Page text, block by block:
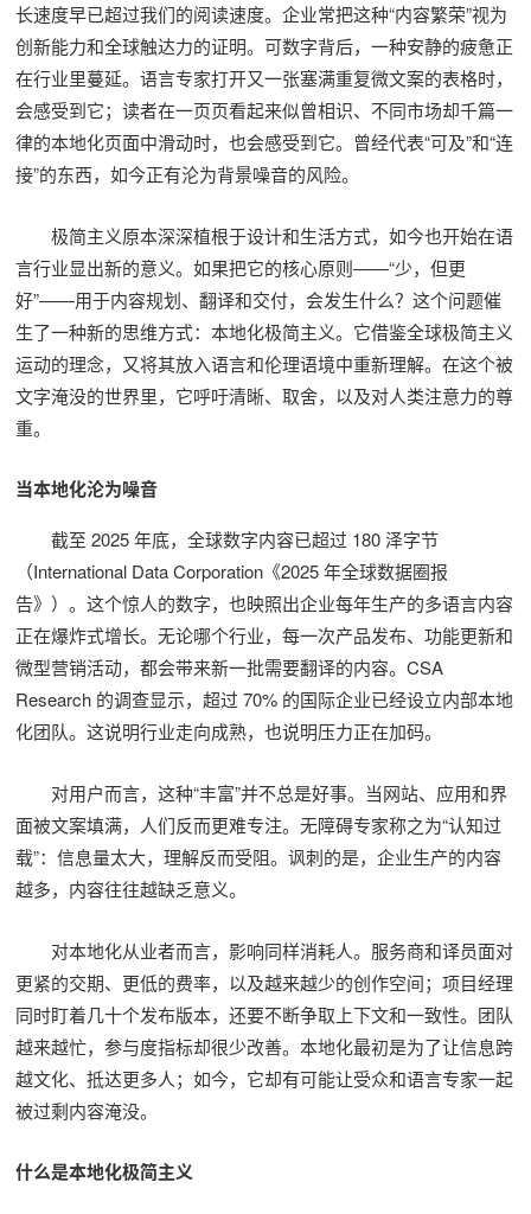
长速度早已超过我们的阅读速度。企业常把这种“内容繁荣”视为
创新能力和全球触达力的证明。可数字背后，一种安静的疲惫正
在行业里蔓延。语言专家打开又一张塞满重复微文案的表格时，
会感受到它；读者在一页页看起来似曾相识、不同市场却千篇一
律的本地化页面中滑动时，也会感受到它。曾经代表“可及”和“连
接”的东西，如今正有沦为背景噪音的风险。
极简主义原本深深植根于设计和生活方式，如今也开始在语
言行业显出新的意义。如果把它的核心原则——“少，但更
好”——用于内容规划、翻译和交付，会发生什么？这个问题催
生了一种新的思维方式：本地化极简主义。它借鉴全球极简主义
运动的理念，又将其放入语言和伦理语境中重新理解。在这个被
文字淹没的世界里，它呼吁清晰、取舍，以及对人类注意力的尊
重。
当本地化沦为噪音
截至 2025 年底，全球数字内容已超过 180 泽字节
（International Data Corporation《2025 年全球数据圈报
告》）。这个惊人的数字，也映照出企业每年生产的多语言内容
正在爆炸式增长。无论哪个行业，每一次产品发布、功能更新和
微型营销活动，都会带来新一批需要翻译的内容。CSA
Research 的调查显示，超过 70% 的国际企业已经设立内部本地
化团队。这说明行业走向成熟，也说明压力正在加码。
对用户而言，这种“丰富”并不总是好事。当网站、应用和界
面被文案填满，人们反而更难专注。无障碍专家称之为“认知过
载”：信息量太大，理解反而受阻。讽刺的是，企业生产的内容
越多，内容往往越缺乏意义。
对本地化从业者而言，影响同样消耗人。服务商和译员面对
更紧的交期、更低的费率，以及越来越少的创作空间；项目经理
同时盯着几十个发布版本，还要不断争取上下文和一致性。团队
越来越忙，参与度指标却很少改善。本地化最初是为了让信息跨
越文化、抵达更多人；如今，它却有可能让受众和语言专家一起
被过剩内容淹没。
什么是本地化极简主义